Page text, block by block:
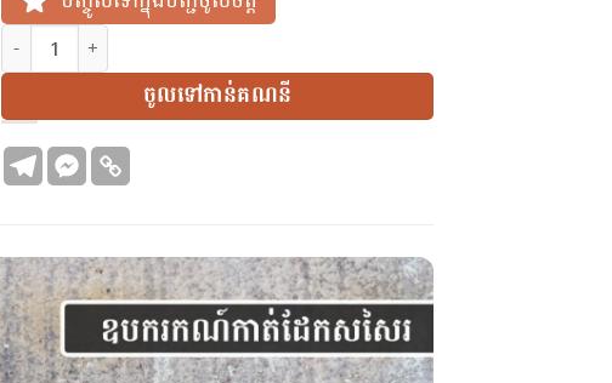
N766 | ឧបករកណ៍កាត់ដែកសសៃរ | Electric Rebar Cutter | 850w | 4-16mm
ចូលទៅកាន់គណនី